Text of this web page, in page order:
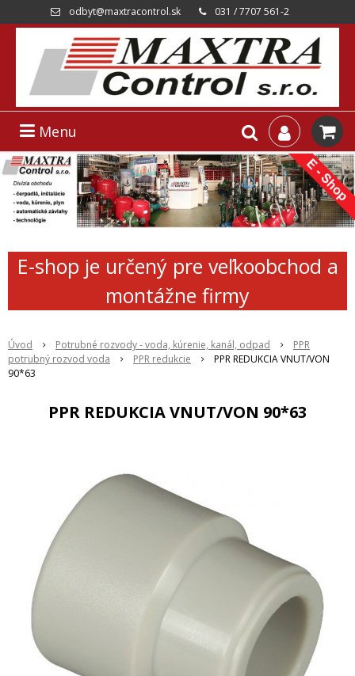
odbyt@maxtracontrol.sk 031 / 7707 561-2
Menu
E-shop je určený pre veľkoobchod a
montážne firmy
Úvod Potrubné rozvody - voda, kúrenie, kanál, odpad
PPR
potrubný rozvod voda
PPR redukcie
PPR REDUKCIA VNUT/VON
90*63
PPR REDUKCIA VNUT/VON 90*63